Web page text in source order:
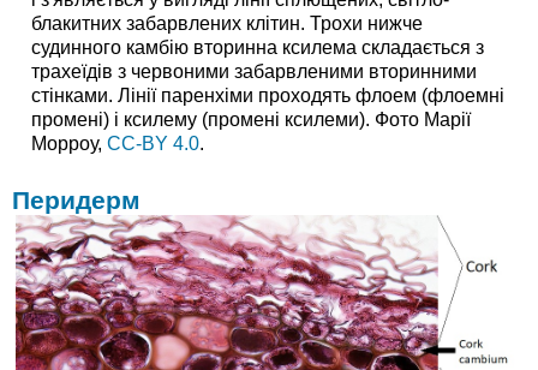
блакитних забарвлених клітин. Трохи нижче
судинного камбію вторинна ксилема складається з
трахеїдів з червоними забарвленими вторинними
стінками. Лінії паренхіми проходять флоем (флоемні
промені) і ксилему (промені ксилеми). Фото Марії
Морроу, CC-BY 4.0.
Перидерм